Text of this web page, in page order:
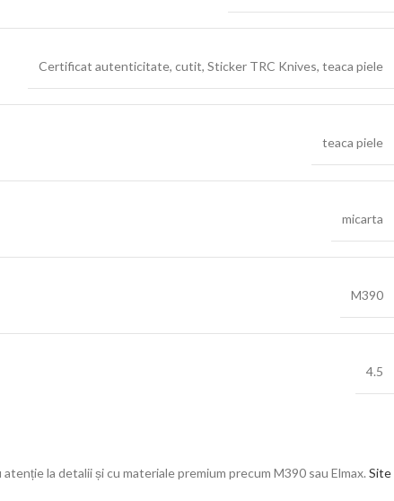
Certificat autenticitate, cutit, Sticker TRC Knives, teaca piele
teaca piele
micarta
M390
4.5
la detalii și cu materiale premium precum M390 sau Elmax. Site